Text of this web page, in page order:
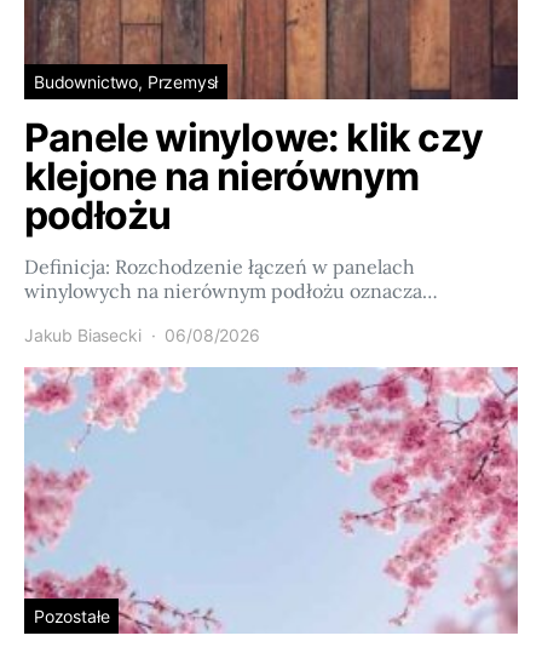
Budownictwo, Przemysł
Panele winylowe: klik czy
klejone na nierównym
podłożu
Definicja: Rozchodzenie łączeń w panelach
winylowych na nierównym podłożu oznacza…
Jakub Biasecki 06/08/2026
Pozostałe